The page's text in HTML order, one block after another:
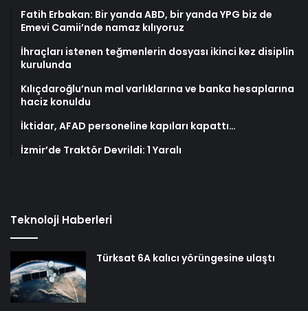
Fatih Erbakan: Bir yanda ABD, bir yanda YPG biz de
Emevi Camii’nde namaz kılıyoruz
İhraçları istenen teğmenlerin dosyası ikinci kez disiplin
kurulunda
Kılıçdaroğlu’nun mal varlıklarına ve banka hesaplarına
haciz konuldu
İktidar, AFAD personeline kapıları kapattı…
İzmir’de Traktör Devrildi: 1 Yaralı
Teknoloji Haberleri
Türksat 6A kalıcı yörüngesine ulaştı